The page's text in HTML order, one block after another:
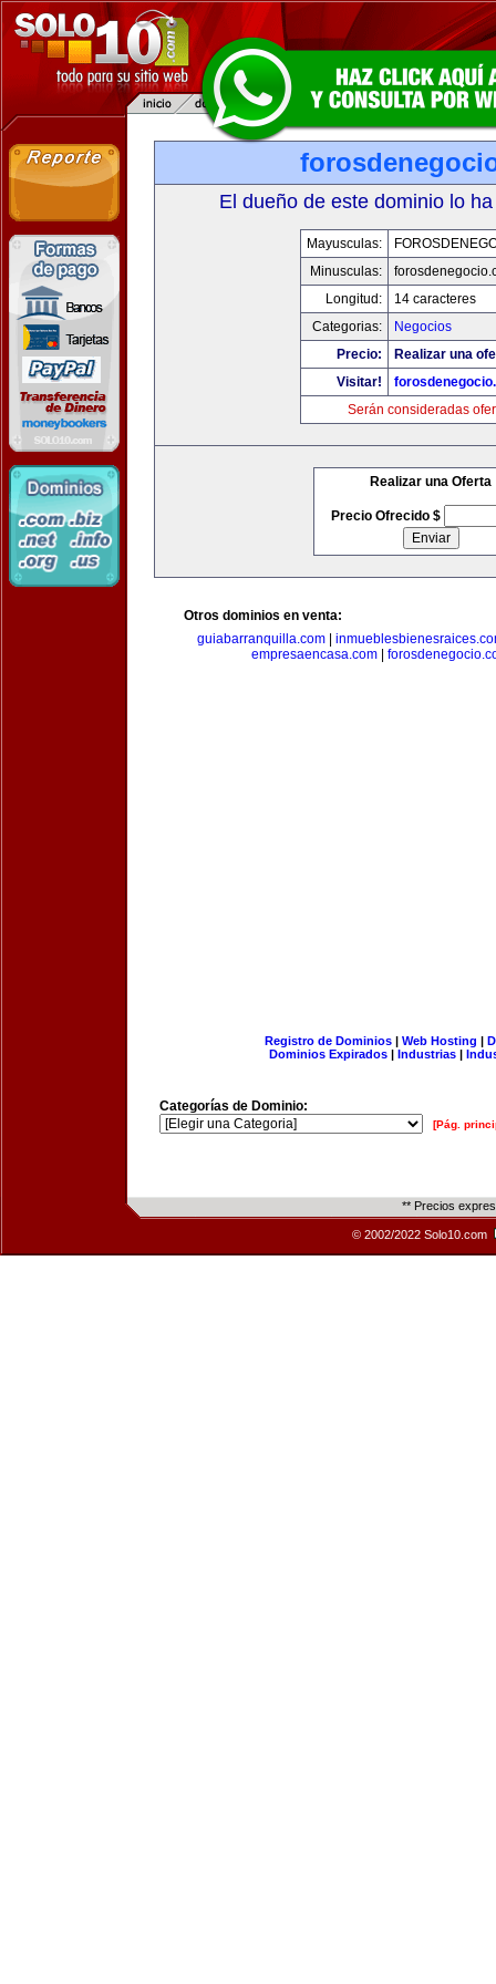
El dueño de este dominio lo
Mayusculas:
Minusculas:
Longitud:
14 caracteres
Categorias:
Negocios
Precio:
Realizar una
Visitar!
Serán consideradas
Realizar una Oferta
Precio Ofrecido $
Otros dominios en venta:
guiabarranquilla.com|
empresaencasa.com|
Registro de Dominios| Web Hosting |
Dominios Expirados | Industrias |
Categorías de Dominio:
[Pág.
** Precios
© 2002/2022 Solo10.com